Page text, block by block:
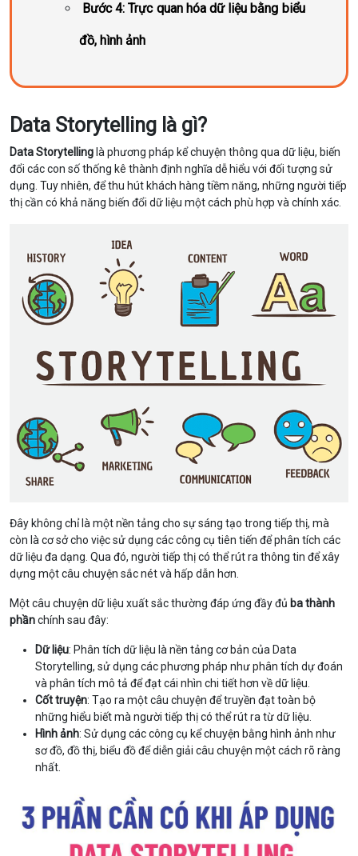
Bước 4: Trực quan hóa dữ liệu bằng biểu
đồ, hình ảnh
Data Storytelling là gì?
Data Storytelling là phương pháp kể chuyện thông qua dữ liệu, biến
đổi các con số thống kê thành định nghĩa dễ hiểu với đối tượng sử
dụng. Tuy nhiên, để thu hút khách hàng tiềm năng, những người tiếp
thị cần có khả năng biến đổi dữ liệu một cách phù hợp và chính xác.
Đây không chỉ là một nền tảng cho sự sáng tạo trong tiếp thị, mà
còn là cơ sở cho việc sử dụng các công cụ tiên tiến để phân tích các
dữ liệu đa dạng. Qua đó, người tiếp thị có thể rút ra thông tin để xây
dựng một câu chuyện sắc nét và hấp dẫn hơn.
Một câu chuyện dữ liệu xuất sắc thường đáp ứng đầy đủ ba thành
phầnchính sau đây:
Dữ liệu: Phân tích dữ liệu là nền tảng cơ bản của Data
Storytelling, sử dụng các phương pháp như phân tích dự đoán
và phân tích mô tả để đạt cái nhìn chi tiết hơn về dữ liệu.
Cốt truyện: Tạo ra một câu chuyện để truyền đạt toàn bộ
những hiểu biết mà người tiếp thị có thể rút ra từ dữ liệu.
Hình ảnh: Sử dụng các công cụ kể chuyện bằng hình ảnh như
sơ đồ, đồ thị, biểu đồ để diễn giải câu chuyện một cách rõ ràng
nhất.